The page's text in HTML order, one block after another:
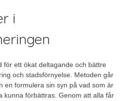
i
för ett ökat deltagande och bättre
och stadsförnyelse. Metoden går
en formulera sin syn på vad som är
kunna förbättras. Genom att alla får